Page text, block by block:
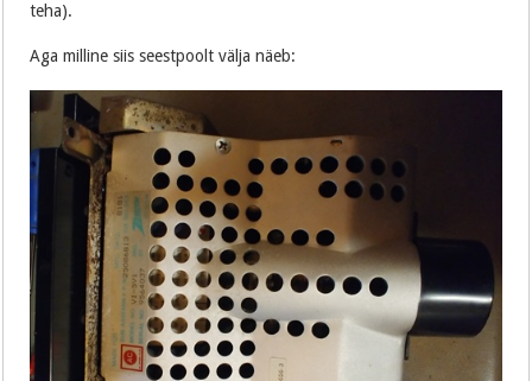
teha).
Aga milline siis seestpoolt välja näeb: